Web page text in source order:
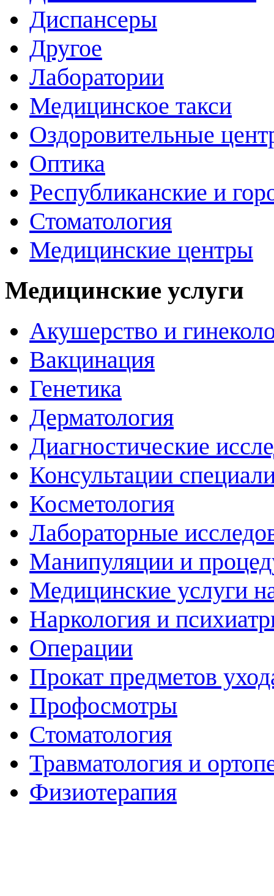
Диспансеры
Другое
Лаборатории
Медицинское такси
Оздоровительные
Оптика
Республиканские и
Стоматология
Медицинские центры
Медицинские услуги
Акушерство и
Вакцинация
Генетика
Дерматология
Диагностические
Консультации
Косметология
Лабораторные
Манипуляции и
Медицинские услуги
Наркология и
Операции
Прокат предметов
Профосмотры
Стоматология
Травматология и
Физиотерапия